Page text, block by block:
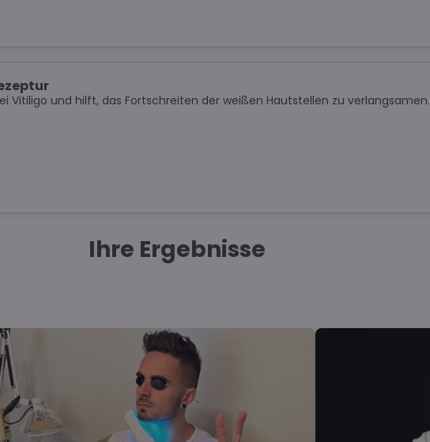
Vitiligo und hilft, das Fortschreiten der weißen Hautstellen zu verlangsamen.
Ihre Ergebnisse